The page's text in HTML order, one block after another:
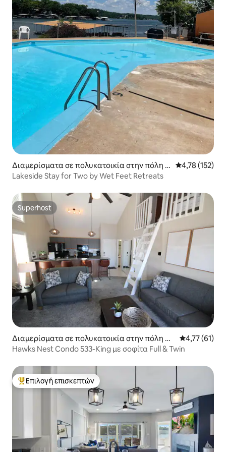
Διαμερίσματα σε πολυκατοικία στην πόλη Vi
llage of Four Seasons
Μέση
4,78 (152)
Lakeside Stay for Two by Wet Feet Retreats
Superhost
Superhost
Διαμερίσματα σε πολυκατοικία στην πόλη Os
age Beach
Μέση
4,77 (61)
Hawks Nest Condo 533-King με σοφίτα Full & Twin
Κορυφαία επιλογή επισκεπτών
Επιλογή επισκεπτών